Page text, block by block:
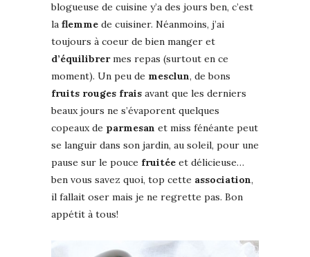
blogueuse de cuisine y’a des jours ben, c’est
la flemme de cuisiner. Néanmoins, j’ai
toujours à coeur de bien manger et
d’équilibrermes repas (surtout en ce
moment). Un peu de mesclun, de bons
fruits rouges frais avant que les derniers
beaux jours ne s’évaporent quelques
copeaux de parmesan et miss fénéante peut
se languir dans son jardin, au soleil, pour une
pause sur le pouce fruitée et délicieuse…
ben vous savez quoi, top cette association,
il fallait oser mais je ne regrette pas. Bon
appétit à tous!